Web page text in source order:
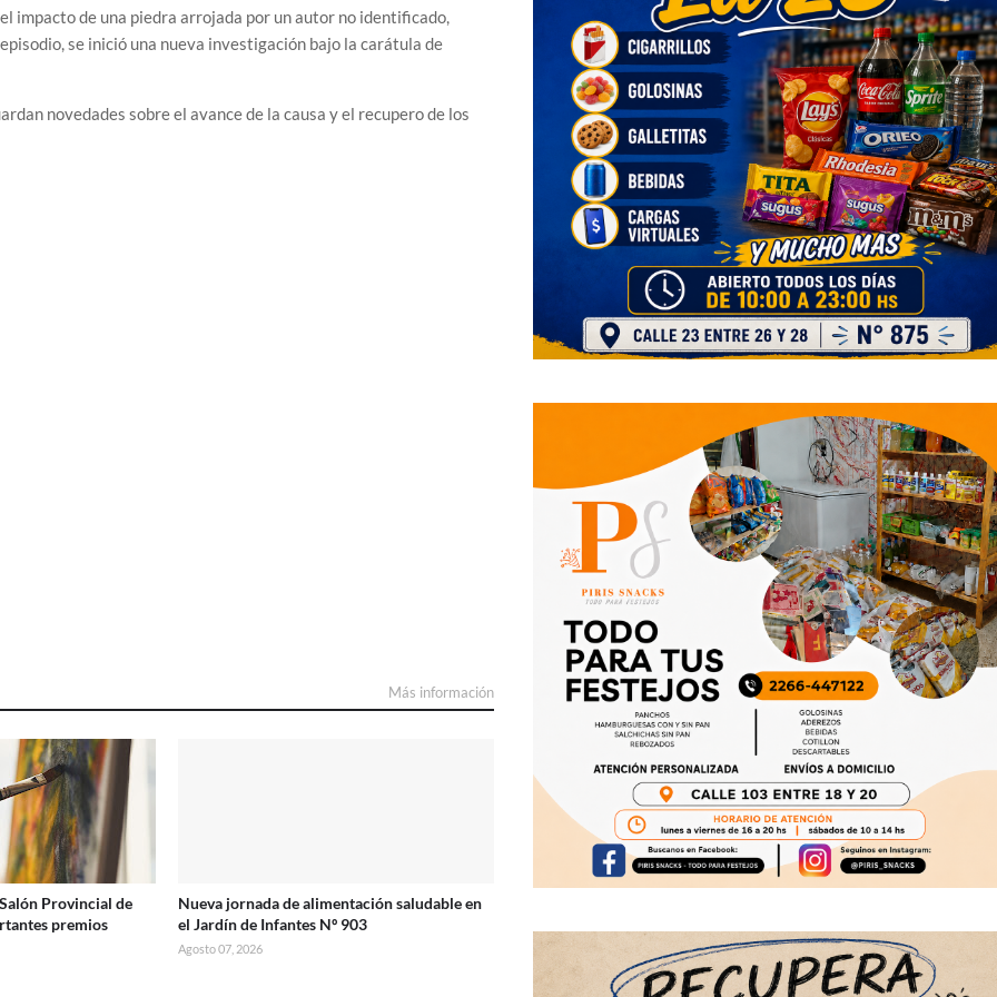
impacto de una piedra arrojada por un autor no identificado,
se inició una nueva investigación bajo la carátula de
novedades sobre el avance de la causa y el recupero de los
Más información
Provincial de
premios
Nueva jornada de alimentación saludable en
el Jardín de Infantes Nº 903
Agosto 07, 2026